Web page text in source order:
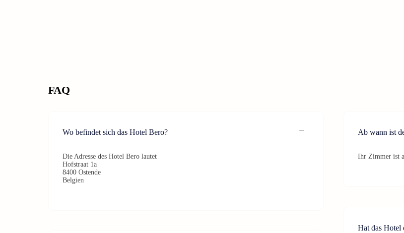
FAQ
Wo befindet sich das Hotel Bero?
Die Adresse des Hotel Bero lautet
Hofstraat 1a
8400 Ostende
Belgien
Ab wann ist
Ihr Zimmer ist
Hat das Hotel